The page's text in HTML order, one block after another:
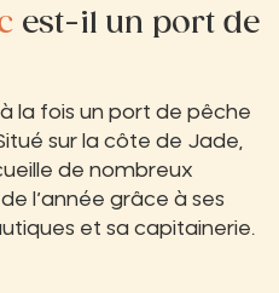
est-il un port de
la fois un port de pêche
sur la côte de Jade,
de nombreux
l’année grâce à ses
et sa capitainerie.